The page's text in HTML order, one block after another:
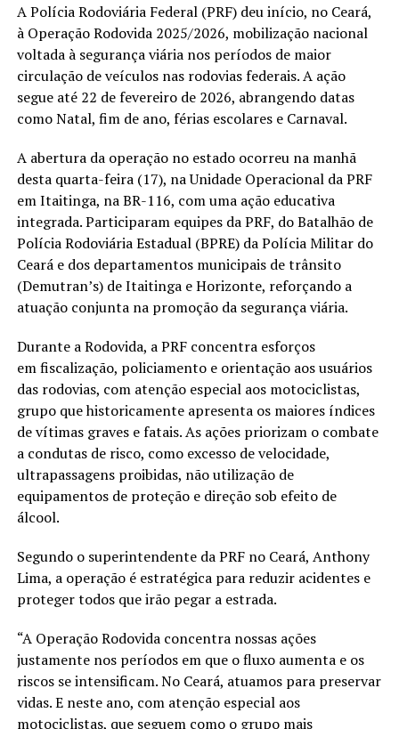
A Polícia Rodoviária Federal (PRF) deu início, no Ceará,
à Operação Rodovida 2025/2026, mobilização nacional
voltada à segurança viária nos períodos de maior
circulação de veículos nas rodovias federais. A ação
segue até 22 de fevereiro de 2026, abrangendo datas
como Natal, fim de ano, férias escolares e Carnaval.
A abertura da operação no estado ocorreu na manhã
desta quarta-feira (17), na Unidade Operacional da PRF
em Itaitinga, na BR-116, com uma ação educativa
integrada. Participaram equipes da PRF, do Batalhão de
Polícia Rodoviária Estadual (BPRE) da Polícia Militar do
Ceará e dos departamentos municipais de trânsito
(Demutran’s) de Itaitinga e Horizonte, reforçando a
atuação conjunta na promoção da segurança viária.
Durante a Rodovida, a PRF concentra esforços
em fiscalização, policiamento e orientação aos usuários
das rodovias, com atenção especial aos motociclistas,
grupo que historicamente apresenta os maiores índices
de vítimas graves e fatais. As ações priorizam o combate
a condutas de risco, como excesso de velocidade,
ultrapassagens proibidas, não utilização de
equipamentos de proteção e direção sob efeito de
álcool.
Segundo o superintendente da PRF no Ceará, Anthony
Lima, a operação é estratégica para reduzir acidentes e
proteger todos que irão pegar a estrada.
“A Operação Rodovida concentra nossas ações
justamente nos períodos em que o fluxo aumenta e os
riscos se intensificam. No Ceará, atuamos para preservar
vidas. E neste ano, com atenção especial aos
motociclistas, que seguem como o grupo mais